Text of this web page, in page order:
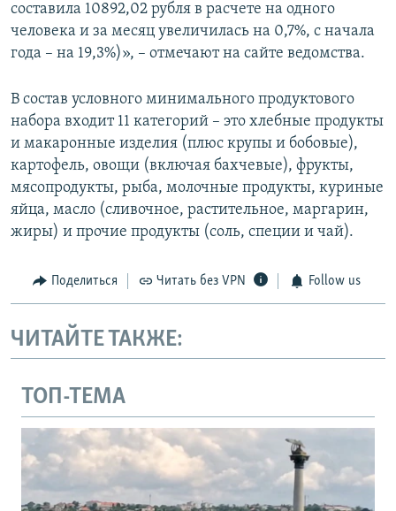
составила 10892,02 рубля в расчете на одного
человека и за месяц увеличилась на 0,7%, с начала
года – на 19,3%)», – отмечают на сайте ведомства.
В состав условного минимального продуктового
набора входит 11 категорий – это хлебные продукты
и макаронные изделия (плюс крупы и бобовые),
картофель, овощи (включая бахчевые), фрукты,
мясопродукты, рыба, молочные продукты, куриные
яйца, масло (сливочное, растительное, маргарин,
жиры) и прочие продукты (соль, специи и чай).
Поделиться Читать без VPN Follow us
ЧИТАЙТЕ ТАКЖЕ:
ТОП-ТЕМА